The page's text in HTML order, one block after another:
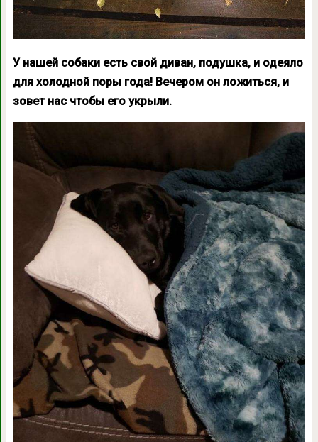
У нашей собаки есть свой диван, подушка, и одеяло
для холодной поры года! Вечером он ложиться, и
зовет нас чтобы его укрыли.